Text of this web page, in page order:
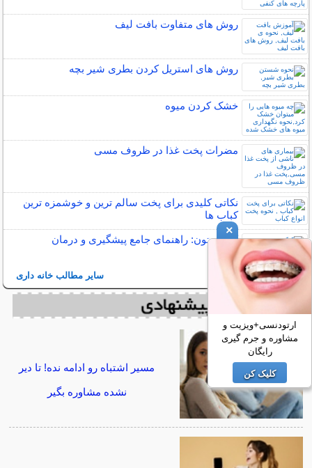
روش های متفاوت بافت لیف
روش های استریل کردن بطری شیر بچه
خشک کردن میوه
مضرات پخت غذا در ظروف مسی
نکاتی کلیدی برای پخت سالم ترین و خوشمزه ترین
کباب ها
کپک زیتون: راهنمای جامع پیشگیری و درمان
سایر مطالب خانه داری
مسیر اشتباه رو ادامه نده! تا دیر
نشده مشاوره بگیر
×
ارتودنسی+ویزیت و
مشاوره و جرم گیری
رایگان
کلیک کن